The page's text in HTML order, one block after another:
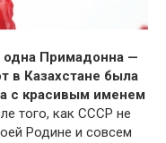
Примадонна —
в Казахстане была
с красивым именем
того, как СССР не
Родине и совсем